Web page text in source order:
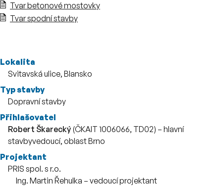
Tvar betonové mostovky
Tvar spodní stavby
Více o stavbě
Lokalita
Svitavská ulice, Blansko
Typ stavby
Dopravní stavby
Přihlašovatel
Robert Škarecký (ČKAIT 1006066, TD02) – hlavní
stavbyvedoucí, oblast Brno
Projektant
PRIS spol. s r.o.
Zaměstnanci
Ing. Martin Řehulka – vedoucí projektant